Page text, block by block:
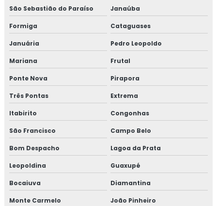
Isolamento térmico para tubulação de água gelada rj
Isolamento térmico para tubulação de água quente
Isolamento térmico para tubulação de cobre
Isolamento térmico poliuretano
Isolamento térmico poliuretano injetado
Isolamento térmico poliuretano injetado preço
São Sebastião do Paraíso Janaúba
Formiga Cataguases
Januária Pedro Leopoldo
Mariana Frutal
Ponte Nova Pirapora
Três Pontas Extrema
Itabirito Congonhas
São Francisco Campo Belo
Bom Despacho Lagoa da Prata
Leopoldina Guaxupé
Bocaiuva Diamantina
Monte Carmelo João Pinheiro